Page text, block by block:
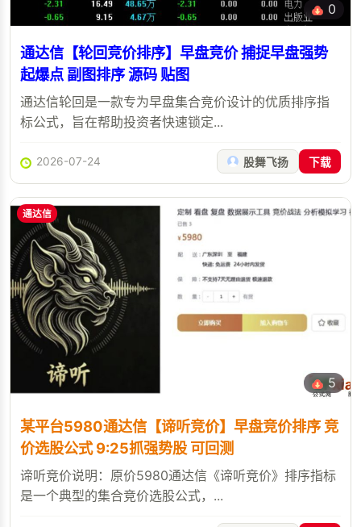
0
通达信【轮回竞价排序】早盘竞价 捕捉早盘强势
起爆点 副图排序 源码 贴图
通达信轮回是一款专为早盘集合竞价设计的优质排序指
标公式，旨在帮助投资者快速锁定...
2026-07-24 股舞飞扬 下载
通达信
5
某平台5980通达信【谛听竞价】早盘竞价排序 竞
价选股公式 9:25抓强势股 可回测
谛听竞价说明：原价5980通达信《谛听竞价》排序指标
是一个典型的集合竞价选股公式，...